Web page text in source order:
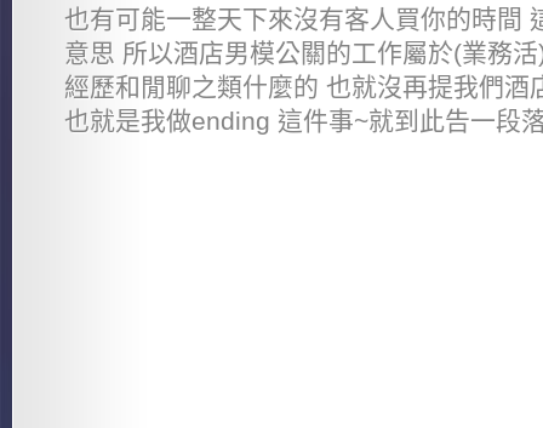
也有可能一整天下來沒有客人買你的時間
意思 所以酒店男模公關的工作屬於(業務
經歷和閒聊之類什麼的 也就沒再提我們酒
也就是我做ending 這件事~就到此告一段